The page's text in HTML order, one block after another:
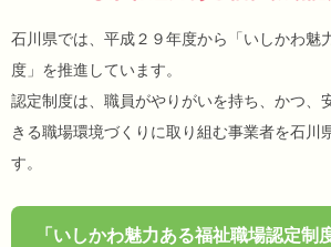
石川県では、平成２９年度から「いしかわ魅
度」を推進しています。
認定制度は、職員がやりがいを持ち、かつ、
きる職場環境づくりに取り組む事業者を石川
す。
「いしかわ魅力ある福祉職場認定制